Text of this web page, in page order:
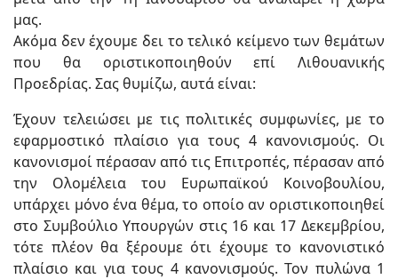
μας.
Ακόμα δεν έχουμε δει το τελικό κείμενο των θεμάτων
που θα οριστικοποιηθούν επί Λιθουανικής
Προεδρίας. Σας θυμίζω, αυτά είναι:
Έχουν τελειώσει με τις πολιτικές συμφωνίες, με το
εφαρμοστικό πλαίσιο για τους 4 κανονισμούς. Οι
κανονισμοί πέρασαν από τις Επιτροπές, πέρασαν από
την Ολομέλεια του Ευρωπαϊκού Κοινοβουλίου,
υπάρχει μόνο ένα θέμα, το οποίο αν οριστικοποιηθεί
στο Συμβούλιο Υπουργών στις 16 και 17 Δεκεμβρίου,
τότε πλέον θα ξέρουμε ότι έχουμε το κανονιστικό
πλαίσιο και για τους 4 κανονισμούς. Τον πυλώνα 1